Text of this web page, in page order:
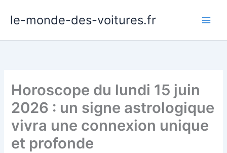
le-monde-des-voitures.fr
Horoscope du lundi 15 juin
2026 : un signe astrologique
vivra une connexion unique
et profonde